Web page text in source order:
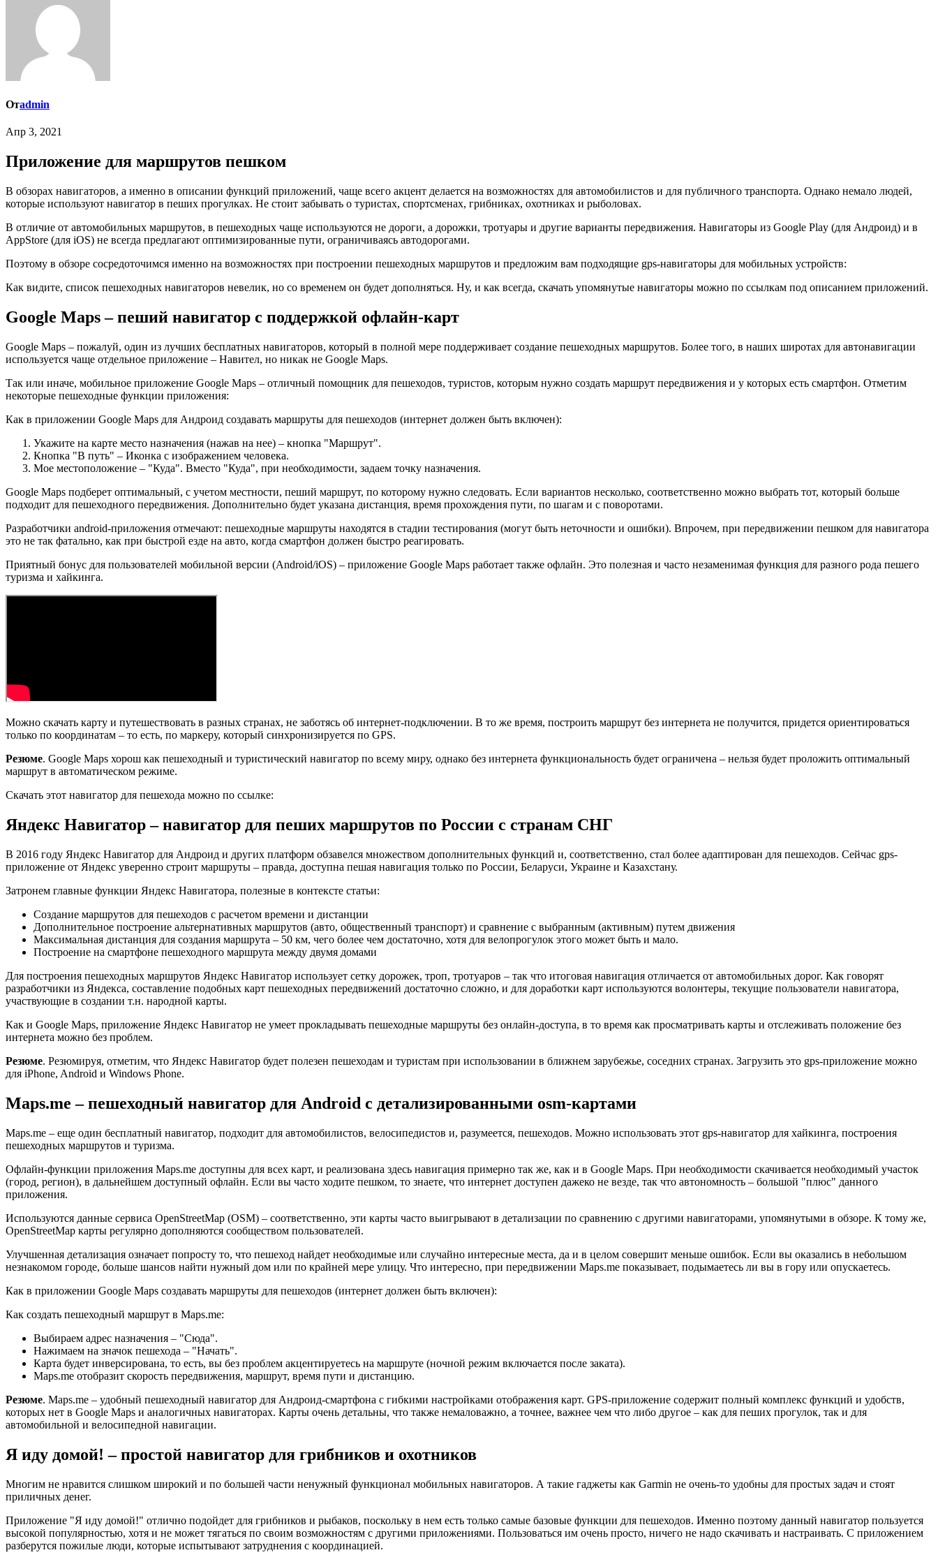
Отadmin
Апр 3, 2021
Приложение для маршрутов пешком
В обзорах навигаторов, а именно в описании функций приложений, чаще всего акцент делается на возможностях для автомобилистов и для публичного транспорта. Однако немало людей,
которые используют навигатор в пеших прогулках. Не стоит забывать о туристах, спортсменах, грибниках, охотниках и рыболовах.
В отличие от автомобильных маршрутов, в пешеходных чаще используются не дороги, а дорожки, тротуары и другие варианты передвижения. Навигаторы из Google Play (для Андроид) и в
AppStore (для iOS) не всегда предлагают оптимизированные пути, ограничиваясь автодорогами.
Поэтому в обзоре сосредоточимся именно на возможностях при построении пешеходных маршрутов и предложим вам подходящие gps-навигаторы для мобильных устройств:
Как видите, список пешеходных навигаторов невелик, но со временем он будет дополняться. Ну, и как всегда, скачать упомянутые навигаторы можно по ссылкам под описанием приложений.
Google Maps – пеший навигатор с поддержкой офлайн-карт
Google Maps – пожалуй, один из лучших бесплатных навигаторов, который в полной мере поддерживает создание пешеходных маршрутов. Более того, в наших широтах для автонавигации
используется чаще отдельное приложение – Навител, но никак не Google Maps.
Так или иначе, мобильное приложение Google Maps – отличный помощник для пешеходов, туристов, которым нужно создать маршрут передвижения и у которых есть смартфон. Отметим
некоторые пешеходные функции приложения:
Как в приложении Google Maps для Андроид создавать маршруты для пешеходов (интернет должен быть включен):
Укажите на карте место назначения (нажав на нее) – кнопка "Маршрут".
Кнопка "В путь" – Иконка с изображением человека.
Мое местоположение – "Куда". Вместо "Куда", при необходимости, задаем точку назначения.
Google Maps подберет оптимальный, с учетом местности, пеший маршрут, по которому нужно следовать. Если вариантов несколько, соответственно можно выбрать тот, который больше
подходит для пешеходного передвижения. Дополнительно будет указана дистанция, время прохождения пути, по шагам и с поворотами.
Разработчики android-приложения отмечают: пешеходные маршруты находятся в стадии тестирования (могут быть неточности и ошибки). Впрочем, при передвижении пешком для навигатора
это не так фатально, как при быстрой езде на авто, когда смартфон должен быстро реагировать.
Приятный бонус для пользователей мобильной версии (Android/iOS) – приложение Google Maps работает также офлайн. Это полезная и часто незаменимая функция для разного рода пешего
туризма и хайкинга.
Можно скачать карту и путешествовать в разных странах, не заботясь об интернет-подключении. В то же время, построить маршрут без интернета не получится, придется ориентироваться
только по координатам – то есть, по маркеру, который синхронизируется по GPS.
Резюме. Google Maps хорош как пешеходный и туристический навигатор по всему миру, однако без интернета функциональность будет ограничена – нельзя будет проложить оптимальный
маршрут в автоматическом режиме.
Скачать этот навигатор для пешехода можно по ссылке:
Яндекс Навигатор – навигатор для пеших маршрутов по России с странам СНГ
В 2016 году Яндекс Навигатор для Андроид и других платформ обзавелся множеством дополнительных функций и, соответственно, стал более адаптирован для пешеходов. Сейчас gps-
приложение от Яндекс уверенно строит маршруты – правда, доступна пешая навигация только по России, Беларуси, Украине и Казахстану.
Затронем главные функции Яндекс Навигатора, полезные в контексте статьи:
Создание маршрутов для пешеходов с расчетом времени и дистанции
Дополнительное построение альтернативных маршрутов (авто, общественный транспорт) и сравнение с выбранным (активным) путем движения
Максимальная дистанция для создания маршрута – 50 км, чего более чем достаточно, хотя для велопрогулок этого может быть и мало.
Построение на смартфоне пешеходного маршрута между двумя домами
Для построения пешеходных маршрутов Яндекс Навигатор использует сетку дорожек, троп, тротуаров – так что итоговая навигация отличается от автомобильных дорог. Как говорят
разработчики из Яндекса, составление подобных карт пешеходных передвижений достаточно сложно, и для доработки карт используются волонтеры, текущие пользователи навигатора,
участвующие в создании т.н. народной карты.
Как и Google Maps, приложение Яндекс Навигатор не умеет прокладывать пешеходные маршруты без онлайн-доступа, в то время как просматривать карты и отслеживать положение без
интернета можно без проблем.
Резюме. Резюмируя, отметим, что Яндекс Навигатор будет полезен пешеходам и туристам при использовании в ближнем зарубежье, соседних странах. Загрузить это gps-приложение можно
для iPhone, Android и Windows Phone.
Maps.me – пешеходный навигатор для Android с детализированными osm-картами
Maps.me – еще один бесплатный навигатор, подходит для автомобилистов, велосипедистов и, разумеется, пешеходов. Можно использовать этот gps-навигатор для хайкинга, построения
пешеходных маршрутов и туризма.
Офлайн-функции приложения Maps.me доступны для всех карт, и реализована здесь навигация примерно так же, как и в Google Maps. При необходимости скачивается необходимый участок
(город, регион), в дальнейшем доступный офлайн. Если вы часто ходите пешком, то знаете, что интернет доступен дажеко не везде, так что автономность – большой "плюс" данного
приложения.
Используются данные сервиса OpenStreetMap (OSM) – соответственно, эти карты часто выигрывают в детализации по сравнению с другими навигаторами, упомянутыми в обзоре. К тому же,
OpenStreetMap карты регулярно дополняются сообществом пользователей.
Улучшенная детализация означает попросту то, что пешеход найдет необходимые или случайно интересные места, да и в целом совершит меньше ошибок. Если вы оказались в небольшом
незнакомом городе, больше шансов найти нужный дом или по крайней мере улицу. Что интересно, при передвижении Maps.me показывает, подымаетесь ли вы в гору или опускаетесь.
Как в приложении Google Maps создавать маршруты для пешеходов (интернет должен быть включен):
Как создать пешеходный маршрут в Maps.me:
Выбираем адрес назначения – "Сюда".
Нажимаем на значок пешехода – "Начать".
Карта будет инверсирована, то есть, вы без проблем акцентируетесь на маршруте (ночной режим включается после заката).
Maps.me отобразит скорость передвижения, маршрут, время пути и дистанцию.
Резюме. Maps.me – удобный пешеходный навигатор для Андроид-смартфона с гибкими настройками отображения карт. GPS-приложение содержит полный комплекс функций и удобств,
которых нет в Google Maps и аналогичных навигаторах. Карты очень детальны, что также немаловажно, а точнее, важнее чем что либо другое – как для пеших прогулок, так и для
автомобильной и велосипедной навигации.
Я иду домой! – простой навигатор для грибников и охотников
Многим не нравится слишком широкий и по большей части ненужный функционал мобильных навигаторов. А такие гаджеты как Garmin не очень-то удобны для простых задач и стоят
приличных денег.
Приложение "Я иду домой!" отлично подойдет для грибников и рыбаков, поскольку в нем есть только самые базовые функции для пешеходов. Именно поэтому данный навигатор пользуется
высокой популярностью, хотя и не может тягаться по своим возможностям с другими приложениями. Пользоваться им очень просто, ничего не надо скачивать и настраивать. С приложением
разберутся пожилые люди, которые испытывают затруднения с координацией.